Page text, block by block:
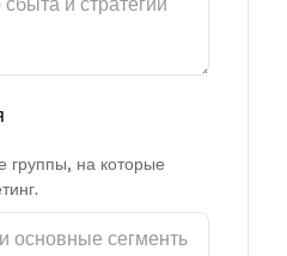
группы, на которые